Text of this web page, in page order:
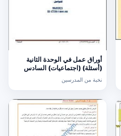
أوراق عمل في الوحدة الثانية
(أسئلة) (اجتماعيات) السادس
نخبة من المدرسين